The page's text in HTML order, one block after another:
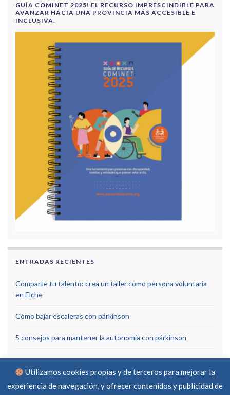
GUÍA COMINET 2025! EL RECURSO IMPRESCINDIBLE PARA
AVANZAR HACIA UNA PROVINCIA MÁS ACCESIBLE E
INCLUSIVA.
ENTRADAS RECIENTES
Comparte tu talento: crea un taller como persona voluntaria
en Elche
Cómo bajar escaleras con párkinson
5 consejos para mantener la autonomía con párkinson
Utilizamos cookies propias y de terceros para mejorar la
experiencia de navegación, y ofrecer contenidos y publicidad de